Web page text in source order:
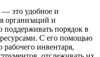
это удобное и
организаций и
поддерживать порядок в
С его помощью
рабочего инвентаря,